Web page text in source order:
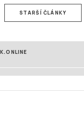
STARŠÍ ČLÁNKY